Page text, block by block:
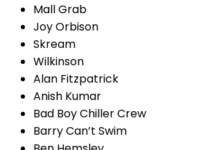
Mall Grab
Joy Orbison
Skream
Wilkinson
Alan Fitzpatrick
Anish Kumar
Bad Boy Chiller Crew
Barry Can’t Swim